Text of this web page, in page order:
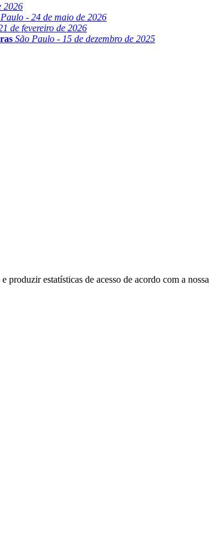
2026
- 24 de maio de 2026
de fevereiro de 2026
São Paulo - 15 de dezembro de 2025
produzir estatísticas de acesso de acordo com a nossa